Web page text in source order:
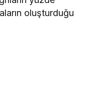
oluşturduğu